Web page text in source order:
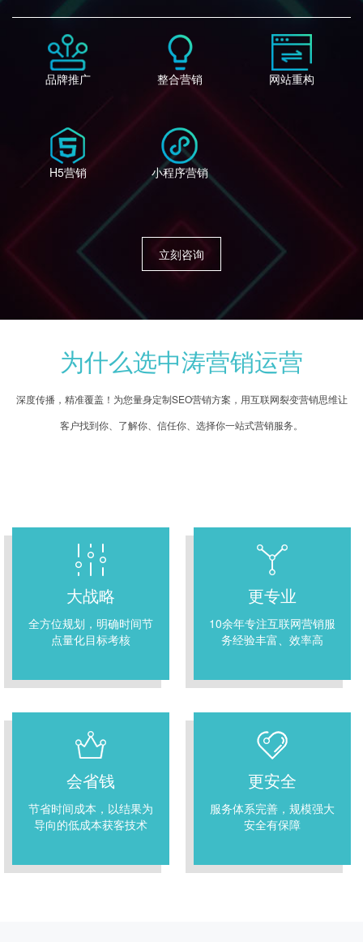
品牌推广 整合营销 网站重构
H5营销 小程序营销
立刻咨询
为什么选中涛营销运营
深度传播，精准覆盖！为您量身定制SEO营销方案，用互联网裂变营销思维让
客户找到你、了解你、信任你、选择你一站式营销服务。
大战略
全方位规划，明确时间节
点量化目标考核
更专业
10余年专注互联网营销服
务经验丰富、效率高
会省钱
节省时间成本，以结果为
导向的低成本获客技术
更安全
服务体系完善，规模强大
安全有保障